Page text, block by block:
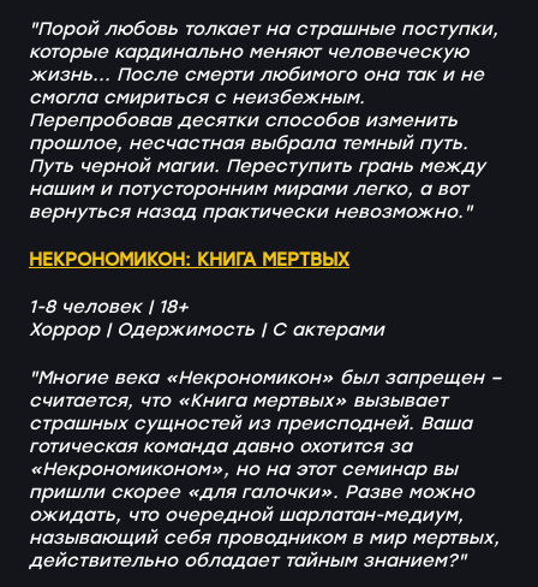
"Порой любовь толкает на страшные поступки,
которые кардинально меняют человеческую
жизнь... После смерти любимого она так и не
смогла смириться с неизбежным.
Перепробовав десятки способов изменить
прошлое, несчастная выбрала темный путь.
Путь черной магии. Переступить грань между
нашим и потусторонним мирами легко, а вот
вернуться назад практически невозможно."
НЕКРОНОМИКОН: КНИГА МЕРТВЫХ
1-8 человек | 18+
Хоррор | Одержимость | С актерами
"Многие века «Некрономикон» был запрещен –
считается, что «Книга мертвых» вызывает
страшных сущностей из преисподней. Ваша
готическая команда давно охотится за
«Некрономиконом», но на этот семинар вы
пришли скорее «для галочки». Разве можно
ожидать, что очередной шарлатан-медиум,
называющий себя проводником в мир мертвых,
действительно обладает тайным знанием?"